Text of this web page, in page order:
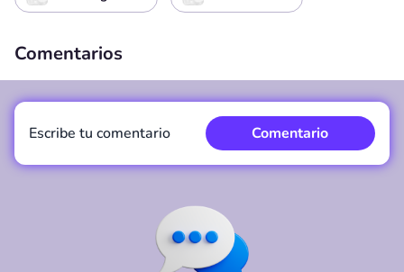
Comentarios
Escribe tu comentario Comentario